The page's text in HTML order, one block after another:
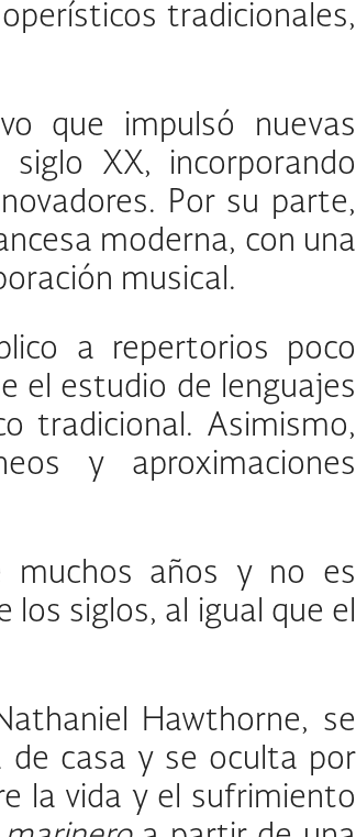
tradicionales,
que impulsó nuevas
XX, incorporando
Por su parte,
moderna, con una
musical.
a repertorios poco
el estudio de lenguajes
tradicional. Asimismo,
y aproximaciones
muchos años y no es
siglos, al igual que el
Hawthorne, se
de casa y se oculta por
la vida y el sufrimiento